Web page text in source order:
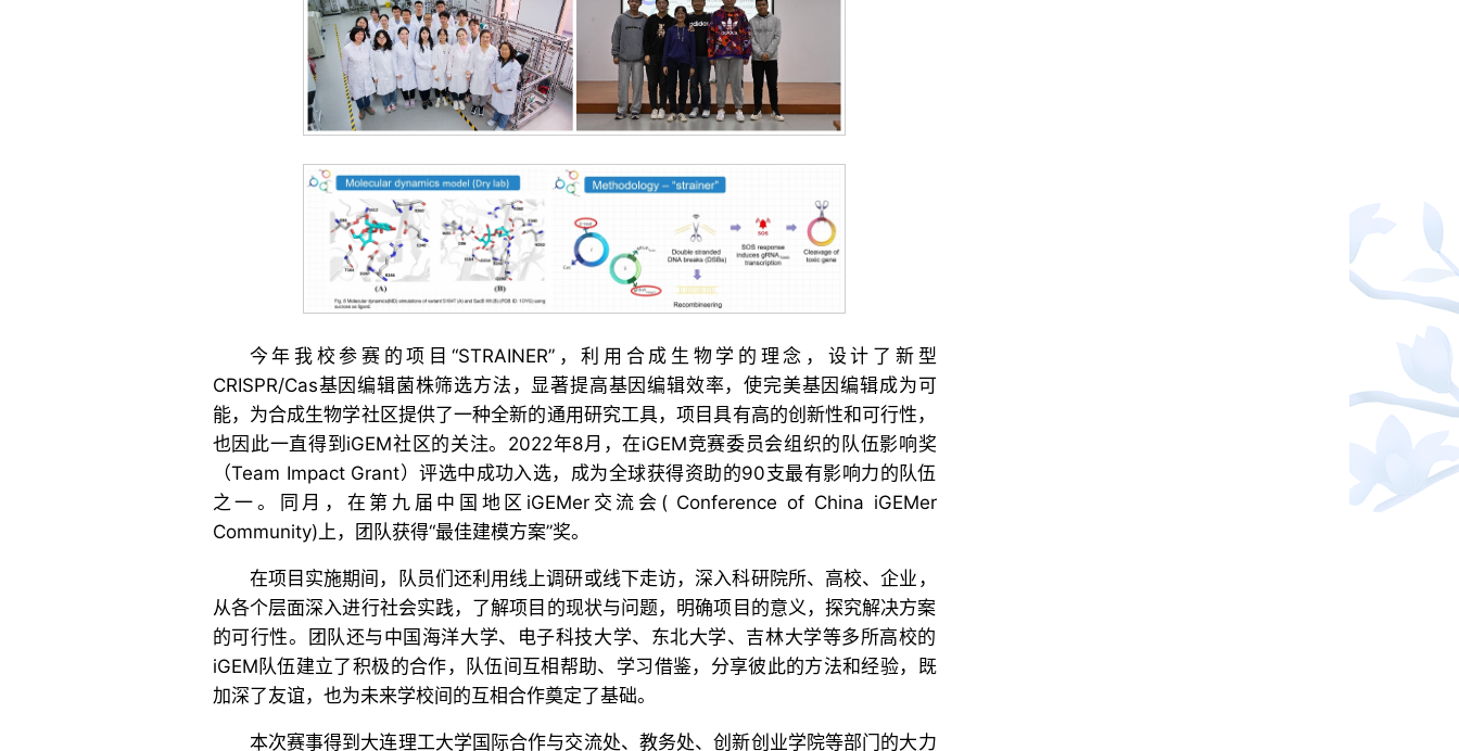
今年我校参赛的项目“STRAINER”，利用合成生物学的理念，设计了新型
CRISPR/Cas基因编辑菌株筛选方法，显著提高基因编辑效率，使完美基因编辑成为可
能，为合成生物学社区提供了一种全新的通用研究工具，项目具有高的创新性和可行性，
也因此一直得到iGEM社区的关注。2022年8月，在iGEM竞赛委员会组织的队伍影响奖
（Team Impact Grant）评选中成功入选，成为全球获得资助的90支最有影响力的队伍
之一。同月，在第九届中国地区iGEMer交流会( Conference of China iGEMer
Community)上，团队获得“最佳建模方案”奖。
在项目实施期间，队员们还利用线上调研或线下走访，深入科研院所、高校、企业，
从各个层面深入进行社会实践，了解项目的现状与问题，明确项目的意义，探究解决方案
的可行性。团队还与中国海洋大学、电子科技大学、东北大学、吉林大学等多所高校的
iGEM队伍建立了积极的合作，队伍间互相帮助、学习借鉴，分享彼此的方法和经验，既
加深了友谊，也为未来学校间的互相合作奠定了基础。
本次赛事得到大连理工大学国际合作与交流处、教务处、创新创业学院等部门的大力